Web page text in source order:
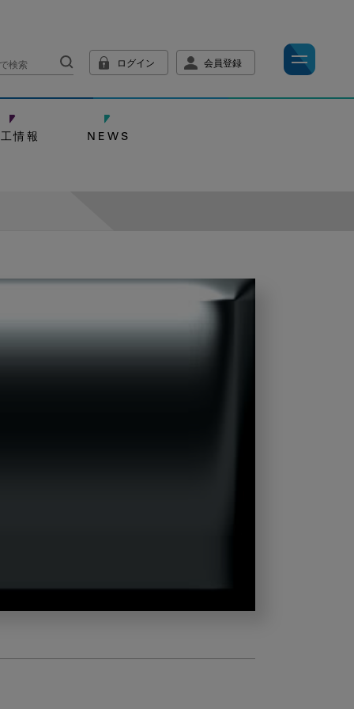
ログイン 会員登録
情報 NEWS